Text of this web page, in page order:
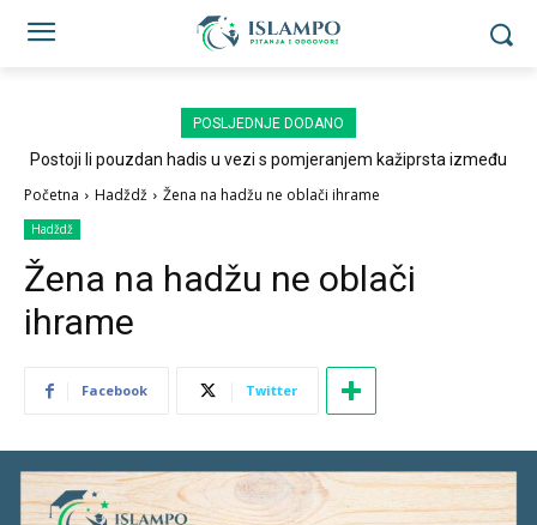
POSLJEDNJE DODANO
Postoji li pouzdan hadis u vezi s pomjeranjem kažiprsta između
Početna Hadždž Žena na hadžu ne oblači ihrame
Hadždž
Žena na hadžu ne oblači
ihrame
Facebook Twitter